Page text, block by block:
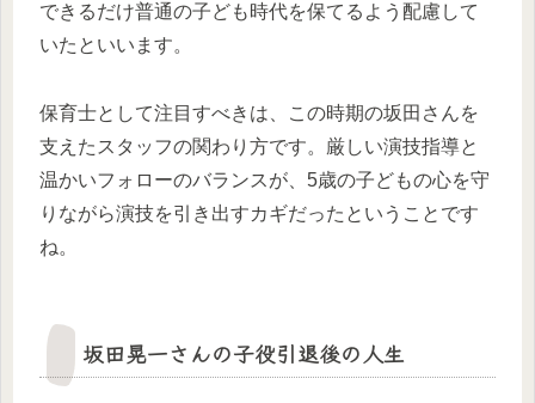
できるだけ普通の子ども時代を保てるよう配慮して
いたといいます。
保育士として注目すべきは、この時期の坂田さんを
支えたスタッフの関わり方です。厳しい演技指導と
温かいフォローのバランスが、5歳の子どもの心を守
りながら演技を引き出すカギだったということです
ね。
坂田晃一さんの子役引退後の人生